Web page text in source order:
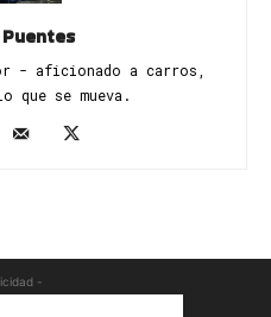
- aficionado a carros,
que se mueva.
-